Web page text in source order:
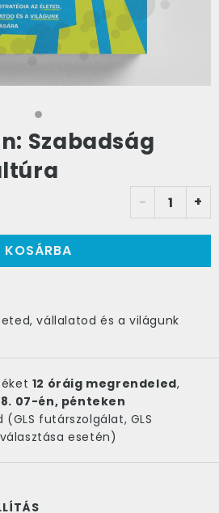
Szabadság
- +
KOSÁRBA
vállalatod és a világunk
12 óráig megrendeled,
07-én, pénteken
futárszolgálat, GLS
esetén)